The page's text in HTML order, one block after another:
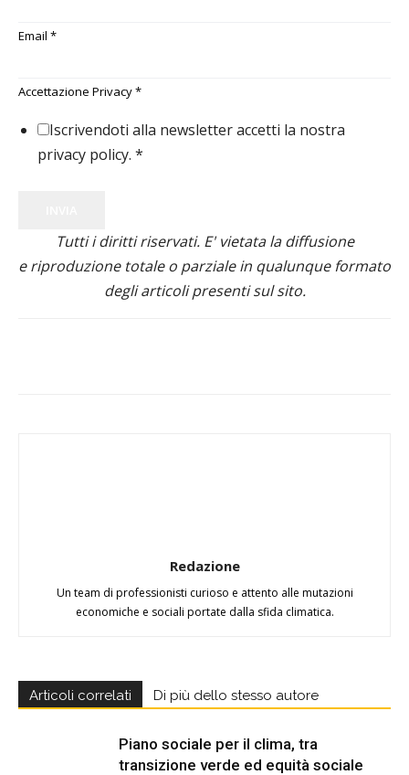
Email *
Accettazione Privacy*
Iscrivendoti alla newsletter accetti la nostra
privacy policy. *
Tutti i diritti riservati. E' vietata la diffusione
e riproduzione totale o parziale in qualunque formato
degli articoli presenti sul sito.
Redazione
Un team di professionisti curioso e attento alle mutazioni
economiche e sociali portate dalla sfida climatica.
Articoli correlati Di più dello stesso autore
Piano sociale per il clima, tra
transizione verde ed equità sociale